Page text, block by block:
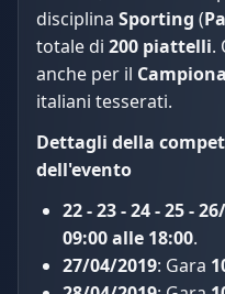
disciplina Sporting (
totale di 200 piattelli.
anche per il
italiani tesserati.
Dettagli della
dell'evento
22 - 23 - 24 - 25 -
09:00 alle 18:00.
27/04/2019: Gara